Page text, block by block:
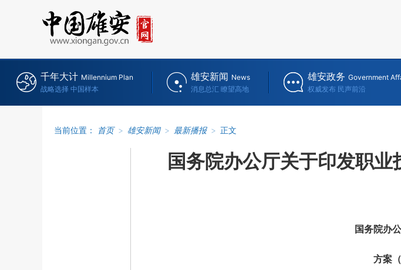
千年大计 Millennium Plan
战略选择 中国样本
雄安新闻 News
消息总汇 瞭望高地
雄安政务 Government
权威发布 民声前沿
当前位置： 首页 > 雄安新闻 > 最新播报 > 正文
国务院办公厅关于印发职
国务院办
方案